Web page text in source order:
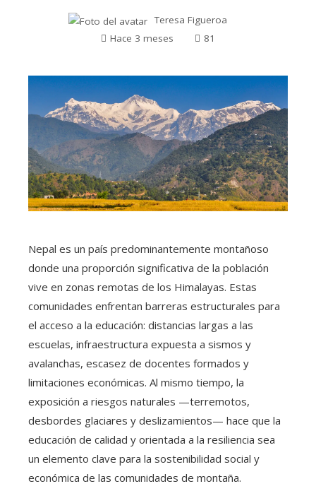
Teresa Figueroa
Hace 3 meses
81
Nepal es un país predominantemente montañoso
donde una proporción significativa de la población
vive en zonas remotas de los Himalayas. Estas
comunidades enfrentan barreras estructurales para
el acceso a la educación: distancias largas a las
escuelas, infraestructura expuesta a sismos y
avalanchas, escasez de docentes formados y
limitaciones económicas. Al mismo tiempo, la
exposición a riesgos naturales —terremotos,
desbordes glaciares y deslizamientos— hace que la
educación de calidad y orientada a la resiliencia sea
un elemento clave para la sostenibilidad social y
económica de las comunidades de montaña.